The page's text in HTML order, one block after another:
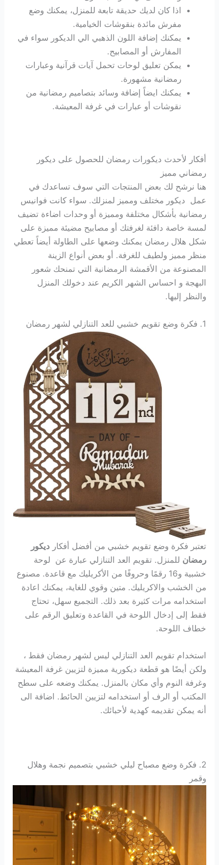
اذا كان لديك حديقة تابعة للمنزل، يمكنك وضع
مفرش مائدة بنقوشات الخيامية.
يمكنك إضافة اللون الذهبي الي الديكور سواء في
المفارش أو المصابيح.
يمكن تعليق لوحات تحمل آيات قرآنية وعبارات
رمضانية مشهورة.
يمكنك ايضاً إضافة وسائد بتصاميم رمضانية من
نقوشات أو عبارات في غرفة المعيشة.
أفكار لأحدث ديكورات رمضان للحصول على ديكور
رمضاني مميز
هنا نرشح لك بعض المنتجات التي سوف تساعدك في
عمل ديكور مختلف ومميز لمنزلك. سواء كانت فوانيس
رمضانية بأشكال مختلفة ومميزة أو وحدات اضاءة تضيف
لمسة خاصة دافئة لغرفتك أو مصابيح مضيئة مميزة على
شكل هلال رمضان يمكنك وضعها على الطاولة أيضاً تعطي
منظر مميز ولطيف للغرفة. أو بعض أنواع الزينة
المصنوعة من الأقمشة الرمضانية التي تمنحك شعور
البهجة و احساس الشهر الكريم عند دخولك المنزل
والنظر إليها.
1. فكرة وضع تقويم خشبي للعد التنازلي لشهر رمضان
تعتبر فكرة وضع تقويم خشبي من أفضل أفكارديكور
رمضان للمنزل. تقويم العد التنازلي عبارة عن لوحة
خشبية و16 رقمًا وحروفًا من الأكريليك مع قاعدة. مصنوع
من الخشب والاكريليك. متين وقوي للغاية، يمكنك اعادة
استخدامه مرات كثيرة بعد ذلك. التجميع سهل، تحتاج
فقط إلى إدخال اللوحة في القاعدة وتعليق الرقم على
خطاف اللوحة.
استخدام تقويم العد التنازلي ليس لشهر رمضان فقط ،
ولكن أيضًا هو قطعة ديكورية مميزة لتزيين غرفة المعيشة
وغرفة النوم وأي مكان بالمنزل. يمكنك وضعه على سطح
المكتب أو الرف أو استخدامه لتزيين الحائط. اضافة الى
أنه يمكن تقديمه كهدية لأحبائك.
2. فكرة وضع
مصباح ليلي خشبي بتصميم نجمة وهلال
وقمر